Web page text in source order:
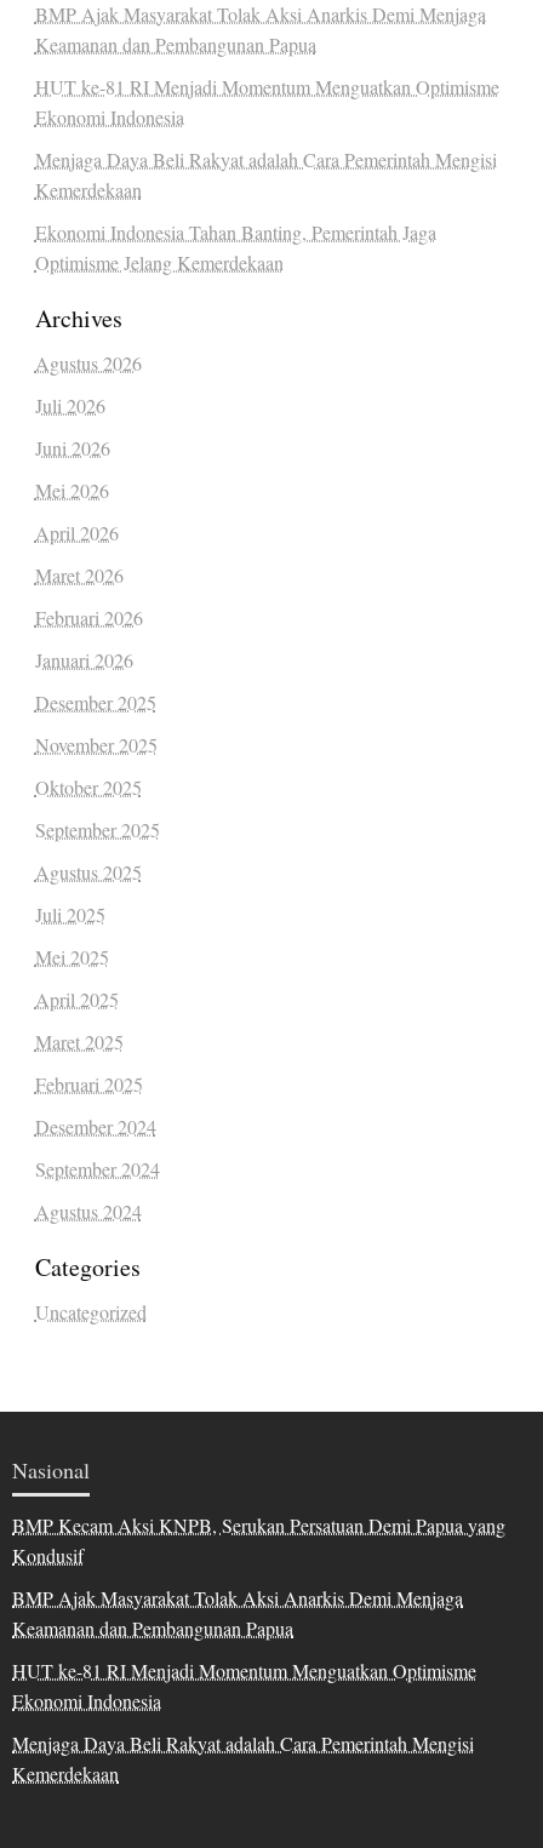
BMP Ajak Masyarakat Tolak Aksi Anarkis Demi Menjaga
Keamanan dan Pembangunan Papua
HUT ke-81 RI Menjadi Momentum Menguatkan Optimisme
Ekonomi Indonesia
Menjaga Daya Beli Rakyat adalah Cara Pemerintah Mengisi
Kemerdekaan
Ekonomi Indonesia Tahan Banting, Pemerintah Jaga
Optimisme Jelang Kemerdekaan
Archives
Agustus 2026
Juli 2026
Juni 2026
Mei 2026
April 2026
Maret 2026
Februari 2026
Januari 2026
Desember 2025
November 2025
Oktober 2025
September 2025
Agustus 2025
Juli 2025
Mei 2025
April 2025
Maret 2025
Februari 2025
Desember 2024
September 2024
Agustus 2024
Categories
Uncategorized
Nasional
BMP Kecam Aksi KNPB, Serukan Persatuan Demi Papua yang
Kondusif
BMP Ajak Masyarakat Tolak Aksi Anarkis Demi Menjaga
Keamanan dan Pembangunan Papua
HUT ke-81 RI Menjadi Momentum Menguatkan Optimisme
Ekonomi Indonesia
Menjaga Daya Beli Rakyat adalah Cara Pemerintah Mengisi
Kemerdekaan